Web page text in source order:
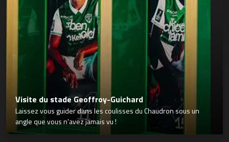
Visite du stade Geoffroy-Guichard
Laissez vous guider dans les coulisses du Chaudron sous un
angle que vous n’avez jamais vu !